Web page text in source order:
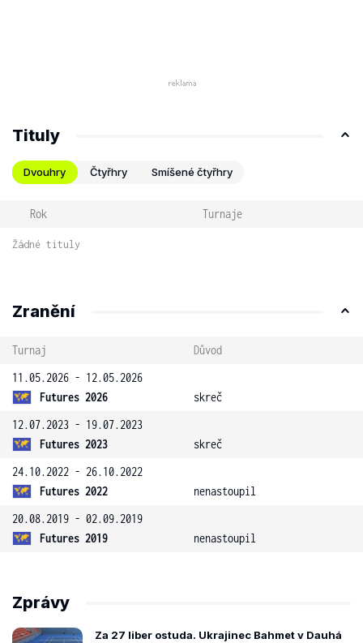
Tituly
Dvouhry Čtyřhry Smíšené čtyřhry
Rok Turnaje
Žádné tituly
Zranění
Turnaj
Důvod
11.05.2026 - 12.05.2026
Futures 2026
skreč
12.07.2023 - 19.07.2023
Futures 2023
skreč
24.10.2022 - 26.10.2022
Futures 2022
nenastoupil
20.08.2019 - 02.09.2019
Futures 2019
nenastoupil
Zprávy
Za 27 liber ostuda. Ukrajinec Bahmet v Dauhá